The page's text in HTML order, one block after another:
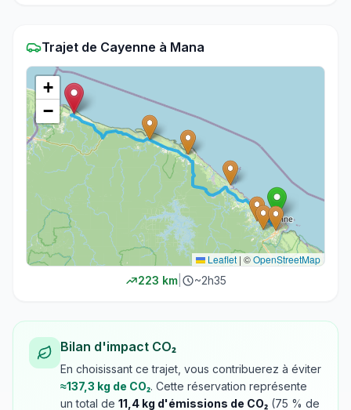
Trajet de Cayenne à Mana
+
−
Leaflet | ©OpenStreetMap
223 km| ~2h35
Bilan d'impact CO₂
En choisissant ce trajet, vous contribuerez à éviter
≈137,3 kg de CO₂. Cette réservation représente
un total de 11,4 kg d'émissions de CO₂ (75 % de